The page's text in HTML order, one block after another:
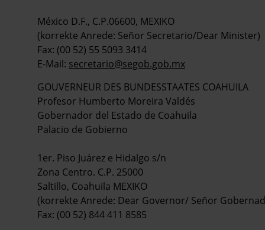
México D.F., C.P.06600, MEXIKO
(korrekte Anrede: Señor Secretario/Dear Minister)
Fax: (00 52) 55 5093 3414
E-Mail: secretario@segob.gob.mx
GOUVERNEUR DES BUNDESSTAATES COAHUILA
Profesor Humberto Moreira Valdés
Gobernador del Estado de Coahuila
Palacio de Gobierno
1er. Piso Juárez e Hidalgo s/n
Zona Centro. C.P. 25000
Saltillo, Coahuila MEXIKO
(korrekte Anrede: Dear Governor/ Señor
Fax: (00 52) 844 411 8585